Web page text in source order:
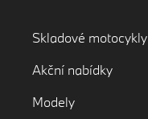
Skladové motocykly
Akční nabídky
Modely